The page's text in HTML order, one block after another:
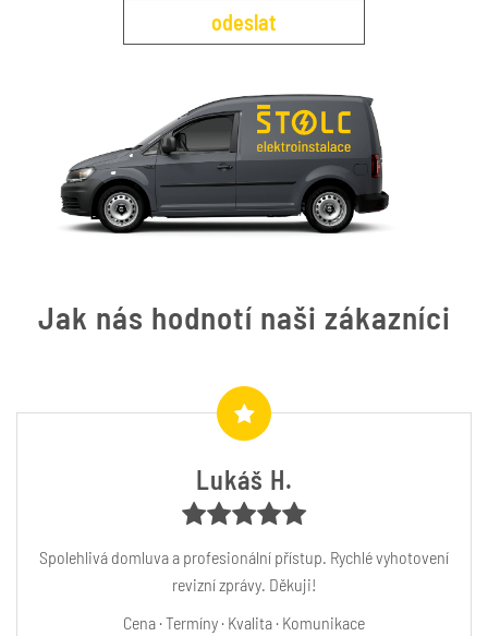
odeslat
Jak nás hodnotí naši zákazníci
Lukáš H.
Spolehlivá domluva a profesionální přístup. Rychlé vyhotovení
revizní zprávy. Děkuji!
Cena · Termíny · Kvalita · Komunikace